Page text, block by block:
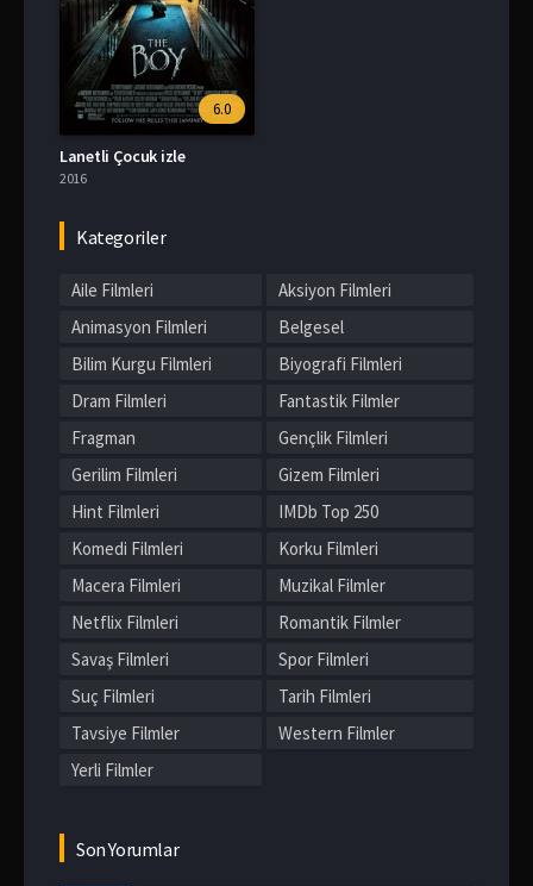
6.0
Lanetli Çocuk izle
2016
Kategoriler
Aile Filmleri
Aksiyon Filmleri
Animasyon Filmleri
Belgesel
Bilim Kurgu Filmleri
Biyografi Filmleri
Dram Filmleri
Fantastik Filmler
Fragman
Gençlik Filmleri
Gerilim Filmleri
Gizem Filmleri
Hint Filmleri
IMDb Top 250
Komedi Filmleri
Korku Filmleri
Macera Filmleri
Muzikal Filmler
Netflix Filmleri
Romantik Filmler
Savaş Filmleri
Spor Filmleri
Suç Filmleri
Tarih Filmleri
Tavsiye Filmler
Western Filmler
Yerli Filmler
Son Yorumlar